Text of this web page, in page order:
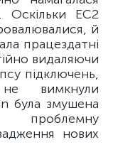
Оскільки EC2
й
працездатні
видаляючи
підключень,
вимкнули
була змушена
проблемну
нових